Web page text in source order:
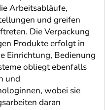
Arbeitsabläufe,
und greifen
Die Verpackung
Produkte erfolgt in
Einrichtung, Bedienung
obliegt ebenfalls
und
wobei sie
daran